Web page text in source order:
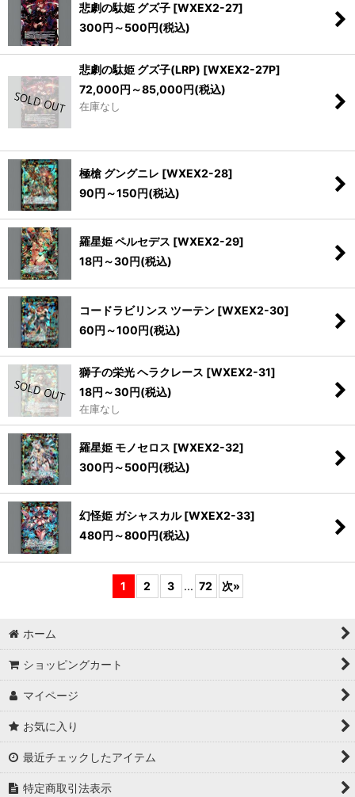
悲劇の駄姫 グズ子 [WXEX2-27]
300円 ～500円(税込)
悲劇の駄姫 グズ子(LRP) [WXEX2-27P]
72,000円 ～85,000円(税込)
在庫なし
極槍 グングニレ [WXEX2-28]
90円 ～150円(税込)
羅星姫 ペルセデス [WXEX2-29]
18円 ～30円(税込)
コードラビリンス ツーテン [WXEX2-30]
60円 ～100円(税込)
獅子の栄光 ヘラクレース [WXEX2-31]
18円 ～30円(税込)
在庫なし
羅星姫 モノセロス [WXEX2-32]
300円 ～500円(税込)
幻怪姫 ガシャスカル [WXEX2-33]
480円 ～800円(税込)
1 2 3 ... 72 次»
ホーム
ショッピングカート
マイページ
お気に入り
最近チェックしたアイテム
特定商取引法表示